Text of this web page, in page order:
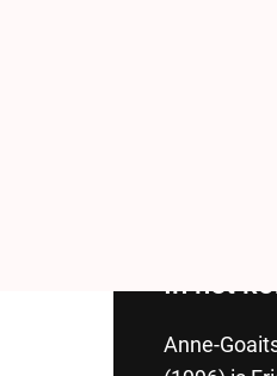
In het
Anne-